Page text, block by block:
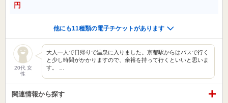
円
他にも11種類の電子チケットがあります
20代 女
性
大人一人で日帰りで温泉に入りました。京都駅からはバスで行く
と少し時間がかかりますので、余裕を持って行くといいと思いま
す。 …
関連情報から探す